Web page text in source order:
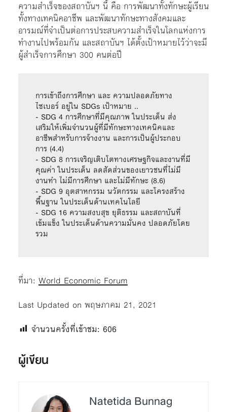
ความสำเร็จของสถาบันฯ นี้ คือ การพัฒนาทั้งทักษะผู้เรียน
ทั้งทางเทคนิคอาชีพ และพัฒนาทักษะทางสังคมและ
อารมณ์ที่จำเป็นต่อการประสบความสำเร็จในโลกแห่งการ
ทำงานไปพร้อมกัน และสถาบันฯ ได้ตั้งเป้าหมายไว้ว่าจะมี
ผู้สำเร็จการศึกษา 300 คนต่อปี
การเข้าถึงการศึกษา และ ความปลอดภัยทาง
ไซเบอร์ อยู่ใน SDGs เป้าหมาย ..
- SDG 4 การศึกษาที่มีคุณภาพ ในประเด็น ส่ง
เสริมให้เพิ่มจำนวนผู้ที่มีทักษะทางเทคนิคและ
อาชีพสำหรับการจ้างงาน และการเป็นผู้ประกอบ
การ (4.4)
- SDG 8 การเจริญเติบโตทางเศรษฐกิจและงานที่มี
คุณค่า ในประเด็น ลดสัดส่วนของเยาวชนที่ไม่มี
งานทำ ไม่มีการศึกษา และไม่มีทักษะ (8.6)
- SDG 9 อุตสาหกรรม นวัตกรรม และโครงสร้าง
พื้นฐาน ในประเด็นด้านเทคโนโลยี
- SDG 16 ความสงบสุข ยุติธรรม และสถาบันที่
เข้มแข็ง ในประเด็นด้านความมั่นคง ปลอดภัย​โดย
รวม
ที่มา: World Economic Forum
Last Updated on พฤษภาคม 21, 2021
จำนวนครั้งที่เข้าชม: 606
ผู้เขียน
Natetida Bunnag